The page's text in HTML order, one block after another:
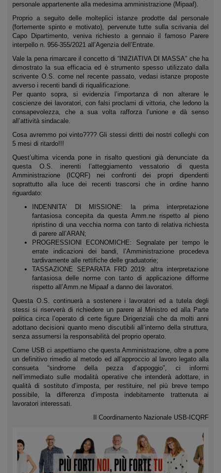
personale appartenente alla medesima amministrazione (Mipaaf).
Proprio a seguito delle molteplici istanze prodotte dal personale
(fortemente spinto e motivato), pervenute tutte sulla scrivania del
Capo Dipartimento, veniva richiesto a gennaio il famoso Parere
interpello n. 956-355/2021 all’Agenzia dell’Entrate.
Vale la pena rimarcare il concetto di “INIZIATIVA DI MASSA” che ha
dimostrato la sua efficacia ed è strumento spesso utilizzato dalla
scrivente O.S. come nel recente passato, vedasi istanze proposte
avverso i recenti bandi di riqualificazione.
Per quanto sopra, si evidenzia l’importanza di non alterare le
coscienze dei lavoratori, con falsi proclami di vittoria, che ledono la
consapevolezza, che a sua volta rafforza l’unione e dà senso
all’attività sindacale.
Cosa avremmo poi vinto???? Gli stessi diritti dei nostri colleghi con
5 mesi di ritardo!!!
Quest’ultima vicenda pone in risalto questioni già denunciate da
questa O.S. inerenti l’atteggiamento vessatorio di questa
Amministrazione (ICQRF) nei confronti dei propri dipendenti
soprattutto alla luce dei recenti trascorsi che in ordine hanno
riguardato:
INDENNITA’ DI MISSIONE: la prima interpretazione
fantasiosa concepita da questa Amm.ne rispetto al pieno
ripristino di una vecchia norma con tanto di relativa richiesta
di parere all’ARAN;
PROGRESSIONI ECONOMICHE: Segnalate per tempo le
errate indicazioni dei bandi, l’Amministrazione procedeva
tardivamente alle rettifiche delle graduatorie;
TASSAZIONE SEPARATA FRD 2019: altra interpretazione
fantasiosa delle norme con tanto di applicazione difforme
rispetto all’Amm.ne Mipaaf a danno dei lavoratori.
Questa O.S. continuerà a sostenere i lavoratori ed a tutela degli
stessi si riserverà di richiedere un parere al Ministro ed alla Parte
politica circa l’operato di certe figure Dirigenziali che da molti anni
adottano decisioni quanto meno discutibili all’interno della struttura,
senza assumersi la responsabilità del proprio operato.
Come USB ci aspettiamo che questa Amministrazione, oltre a porre
un definitivo rimedio al metodo ed all’approccio al lavoro legato alla
consueta “sindrome della pezza d’appoggio”, ci informi
nell’immediato sulle modalità operative che intenderà adottare, in
qualità di sostituto d’imposta, per restituire, nel più breve tempo
possibile, la differenza d’imposta indebitamente trattenuta ai
lavoratori interessati.
Il Coordinamento Nazionale USB-ICQRF